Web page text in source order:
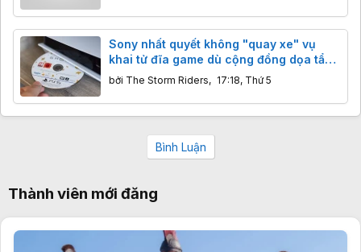
Sony nhất quyết không "quay xe" vụ
khai tử đĩa game dù cộng đồng dọa tẩy
chay
bởi The Storm Riders, 17:18, Thứ 5
Bình Luận
Thành viên mới đăng